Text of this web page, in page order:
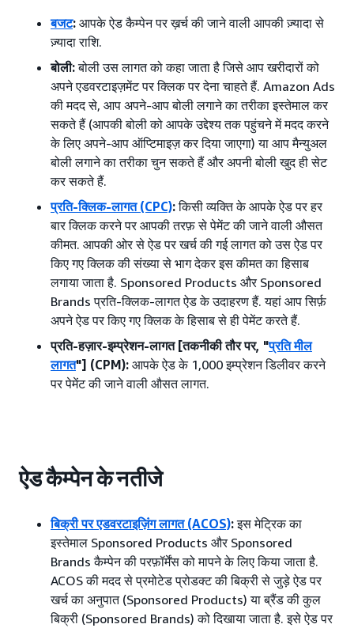
बजट: आपके ऐड कैम्पेन पर ख़र्च की जाने वाली आपकी ज़्यादा से
ज़्यादा राशि.
बोली:बोली उस लागत को कहा जाता है जिसे आप खरीदारों को
अपने एडवरटाइज़मेंट पर क्लिक पर देना चाहते हैं. Amazon Ads
की मदद से, आप अपने-आप बोली लगाने का तरीका इस्तेमाल कर
सकते हैं (आपकी बोली को आपके उद्देश्य तक पहुंचने में मदद करने
के लिए अपने-आप ऑप्टिमाइज़ कर दिया जाएगा) या आप मैन्युअल
बोली लगाने का तरीका चुन सकते हैं और अपनी बोली खुद ही सेट
कर सकते हैं.
प्रति-क्लिक-लागत (CPC):किसी व्यक्ति के आपके ऐड पर हर
बार क्लिक करने पर आपकी तरफ़ से पेमेंट की जाने वाली औसत
कीमत. आपकी ओर से ऐड पर खर्च की गई लागत को उस ऐड पर
किए गए क्लिक की संख्या से भाग देकर इस कीमत का हिसाब
लगाया जाता है. Sponsored Products और Sponsored
Brands प्रति-क्लिक-लागत ऐड के उदाहरण हैं. यहां आप सिर्फ़
अपने ऐड पर किए गए क्लिक के हिसाब से ही पेमेंट करते हैं.
प्रति-हज़ार-इम्प्रेशन-लागत [तकनीकी तौर पर, "प्रति मील
लागत"] (CPM): आपके ऐड के 1,000 इम्प्रेशन डिलीवर करने
पर पेमेंट की जाने वाली औसत लागत.
ऐड कैम्पेन के नतीजे
बिक्री पर एडवरटाइज़िंग लागत (ACOS):इस मेट्रिक का
इस्तेमाल Sponsored Products और Sponsored
Brands कैम्पेन की परफ़ॉर्मेंस को मापने के लिए किया जाता है.
ACOS की मदद से प्रमोटेड प्रोडक्ट की बिक्री से जुड़े ऐड पर
खर्च का अनुपात (Sponsored Products) या ब्रैंड की कुल
बिक्री (Sponsored Brands) को दिखाया जाता है. इसे ऐड पर